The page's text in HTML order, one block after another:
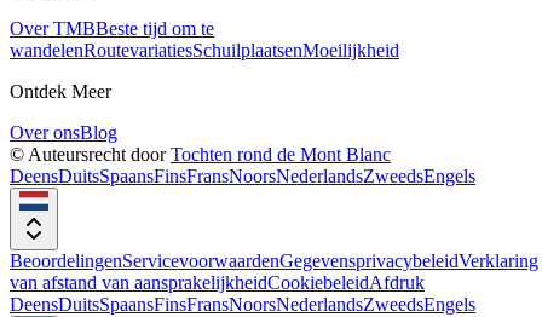
Over TMBBeste tijd om te
wandelenRoutevariatiesSchuilplaatsenMoeilijkheid
Ontdek Meer
Over onsBlog
© Auteursrecht door Tochten rond de Mont Blanc
DeensDuitsSpaansFinsFransNoorsNederlandsZweedsEngels
BeoordelingenServicevoorwaardenGegevensprivacybeleidVerklaring
van afstand van aansprakelijkheidCookiebeleidAfdruk
DeensDuitsSpaansFinsFransNoorsNederlandsZweedsEngels